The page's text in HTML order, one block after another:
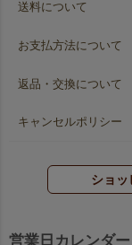
送料について
お支払方法について
返品・交換について
キャンセルポリシー
ショッ
営業日カレンダー